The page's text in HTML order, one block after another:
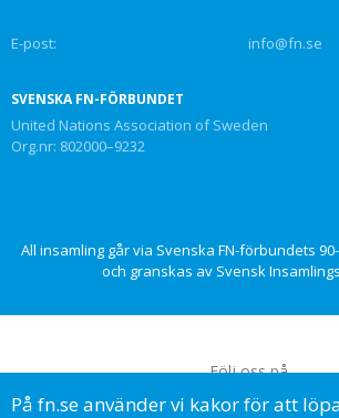
E-post: info@fn.se
SVENSKA FN-FÖRBUNDET
United Nations Association of Sweden
Org.nr: 802000–9232
All insamling går via Svenska FN-förbundets
och granskas av Svensk
Följ oss på
På fn.se använder vi kakor för att